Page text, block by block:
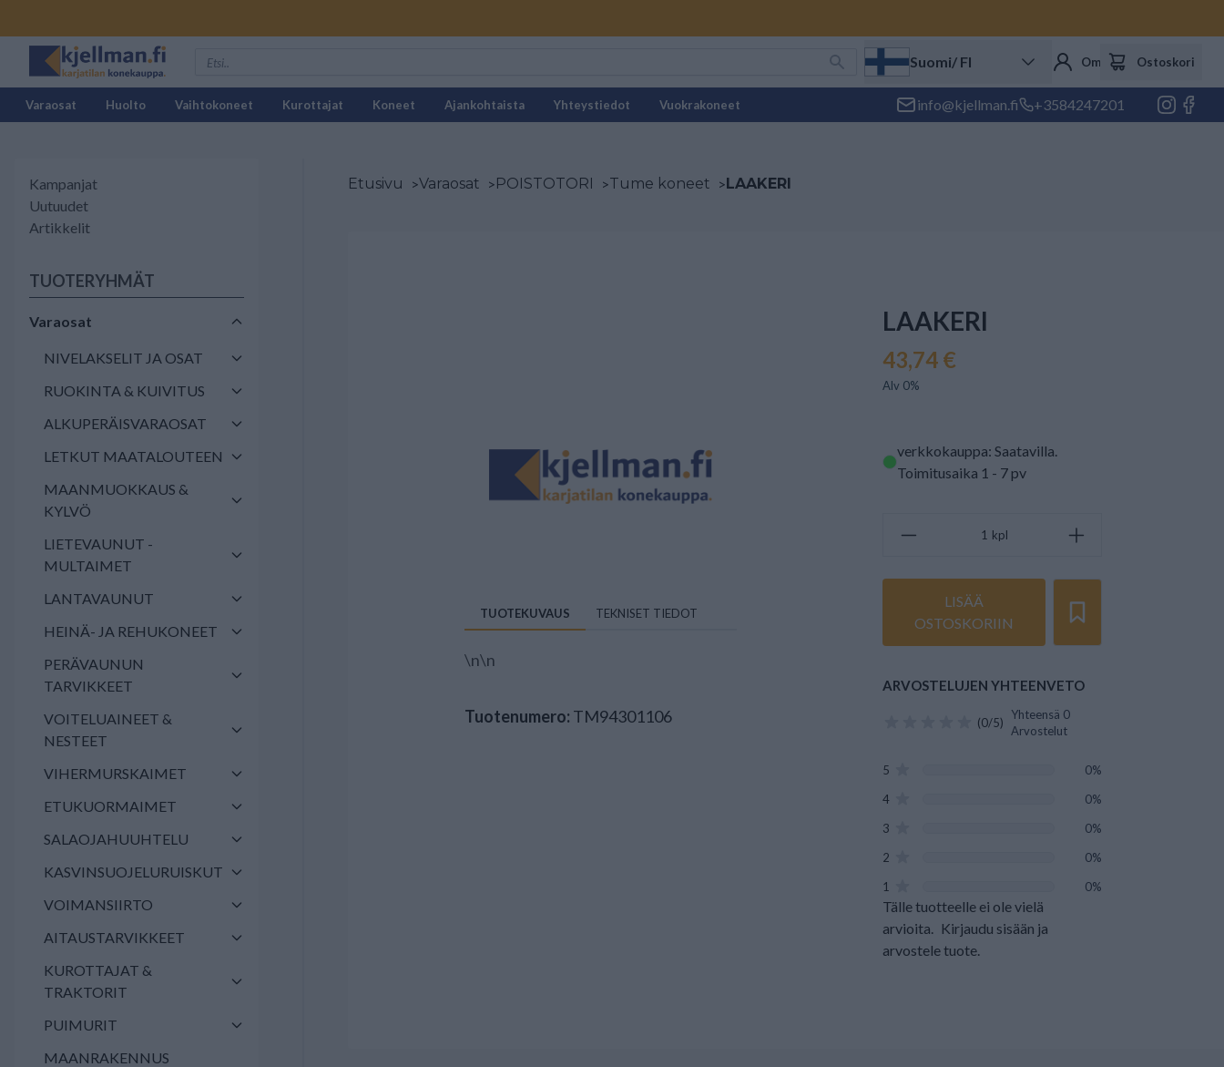
Suomi/ FI Oma tili Ostoskori
Varaosat Huolto Vaihtokoneet Kurottajat Koneet Ajankohtaista Yhteystiedot Vuokrakoneet info@kjellman.fi +3584247201
Kampanjat
Uutuudet
Artikkelit
TUOTERYHMÄT
Varaosat
NIVELAKSELIT JA OSAT
RUOKINTA & KUIVITUS
ALKUPERÄISVARAOSAT
LETKUT MAATALOUTEEN
MAANMUOKKAUS &
KYLVÖ
LIETEVAUNUT -
MULTAIMET
LANTAVAUNUT
HEINÄ- JA REHUKONEET
PERÄVAUNUN
TARVIKKEET
VOITELUAINEET &
NESTEET
VIHERMURSKAIMET
ETUKUORMAIMET
SALAOJAHUUHTELU
KASVINSUOJELURUISKUT
VOIMANSIIRTO
AITAUSTARVIKKEET
KUROTTAJAT &
TRAKTORIT
PUIMURIT
MAANRAKENNUS
Etusivu >Varaosat >POISTOTORI >Tume koneet >LAAKERI
TUOTEKUVAUS TEKNISET TIEDOT
\n\n
Tuotenumero: TM94301106
LAAKERI
43,74 €
Alv 0%
verkkokauppa: Saatavilla.
Toimitusaika 1 - 7 pv
kpl
LISÄÄ
OSTOSKORIIN
ARVOSTELUJEN YHTEENVETO
(0/5)
Yhteensä 0
Arvostelut
5
0%
4
0%
3
0%
2
0%
1
0%
Tälle tuotteelle ei ole vielä
arvioita. Kirjaudu sisään ja
arvostele tuote.